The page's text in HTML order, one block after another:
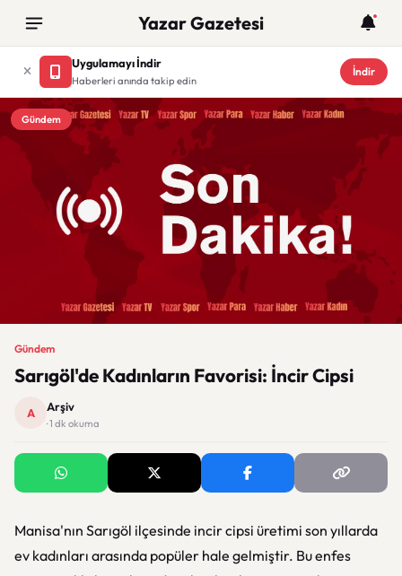
Yazar Gazetesi
Uygulamayı İndir
Haberleri anında takip edin
İndir
Gündem
Gündem
Sarıgöl'de Kadınların Favorisi: İncir Cipsi
A Arşiv
· 1 dk okuma
Manisa'nın Sarıgöl ilçesinde incir cipsi üretimi son yıllarda
ev kadınları arasında popüler hale gelmiştir. Bu enfes